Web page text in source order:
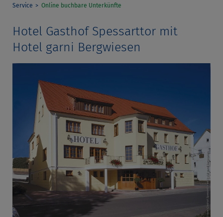
Service Online buchbare Unterkünfte
Hotel Gasthof Spessarttor mit
Hotel garni Bergwiesen